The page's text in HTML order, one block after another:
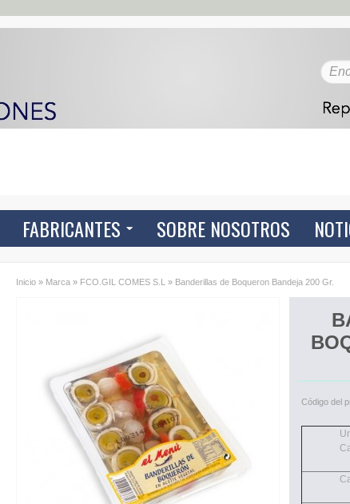
FABRICANTES SOBRE NOSOTROS
Inicio » Marca » FCO.GIL COMES S.L » Banderillas de Boqueron Bandeja 200 Gr.
Código del